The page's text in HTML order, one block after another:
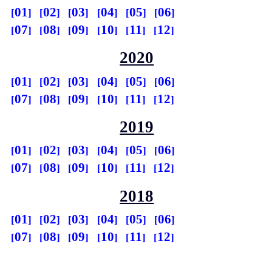
01 02 03 04 05
06
07
08 09 10 11 12
2020
01 02 03 04 05
06
07
08 09 10 11 12
2019
01 02 03 04 05
06
07
08 09 10 11 12
2018
01 02 03 04 05
06
07
08 09 10 11 12